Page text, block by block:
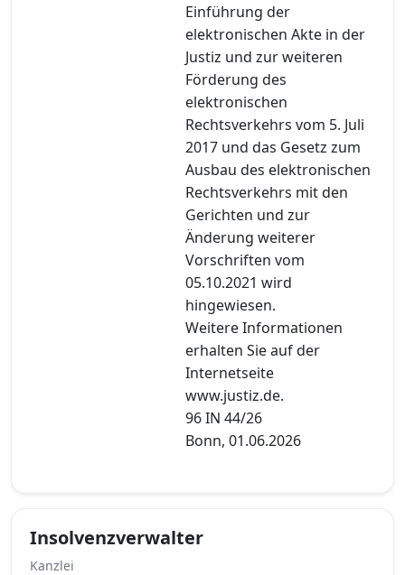
Einführung der
elektronischen Akte in der
Justiz und zur weiteren
Förderung des
elektronischen
Rechtsverkehrs vom 5. Juli
2017 und das Gesetz zum
Ausbau des elektronischen
Rechtsverkehrs mit den
Gerichten und zur
Änderung weiterer
Vorschriften vom
05.10.2021 wird
hingewiesen.
Weitere Informationen
erhalten Sie auf der
Internetseite
www.justiz.de.
96 IN 44/26
Bonn, 01.06.2026
Insolvenzverwalter
Kanzlei